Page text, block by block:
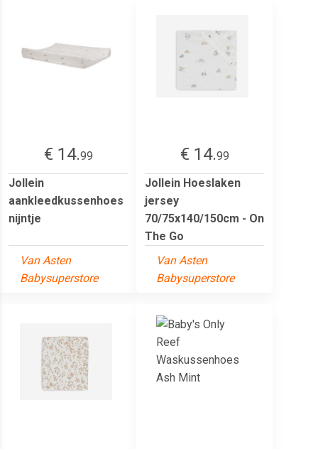
€ 14.99
Jollein
aankleedkussenhoes
nijntje
Van Asten
Babysuperstore
€ 14.99
Jollein Hoeslaken
jersey
70/75x140/150cm - On
The Go
Van Asten
Babysuperstore